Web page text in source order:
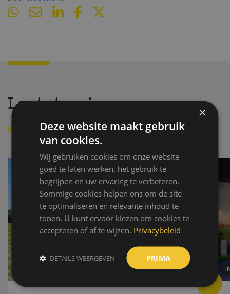
Laatste nieuws
Bekijk alle berichten
×
Deze website maakt gebruik
van cookies.
Wij gebruiken cookies om onze website
goed te laten werken, het gebruik te
begrijpen en uw ervaring te verbeteren.
Sommige cookies helpen ons om de site
te optimaliseren en relevante inhoud te
tonen. U kunt ervoor kiezen om cookies te
accepteren of af te wijzen. Privacybeleid
PRIMA
DETAILS WEERGEVEN